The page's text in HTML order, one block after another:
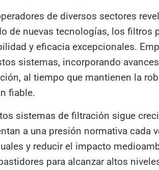
de diversos sectores
de nuevas tecnologías, los filtros
y eficacia excepcionales.
sistemas, incorporando
al tiempo que mantienen la
fiable.
sistemas de filtración sigue
a una presión normativa cada
y reducir el impacto
para alcanzar altos